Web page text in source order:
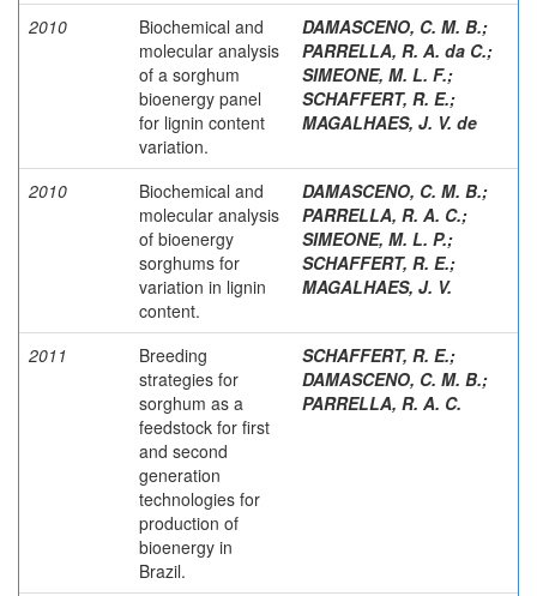
2010
Biochemical and
molecular analysis
of a sorghum
bioenergy panel
for lignin content
variation.
DAMASCENO, C. M. B.;
PARRELLA, R. A. da C.;
SIMEONE, M. L. F.;
SCHAFFERT, R. E.;
MAGALHAES, J. V. de
2010
Biochemical and
molecular analysis
of bioenergy
sorghums for
variation in lignin
content.
DAMASCENO, C. M. B.;
PARRELLA, R. A. C.;
SIMEONE, M. L. P.;
SCHAFFERT, R. E.;
MAGALHAES, J. V.
2011
Breeding
strategies for
sorghum as a
feedstock for first
and second
generation
technologies for
production of
bioenergy in
Brazil.
SCHAFFERT, R. E.;
DAMASCENO, C. M. B.;
PARRELLA, R. A. C.